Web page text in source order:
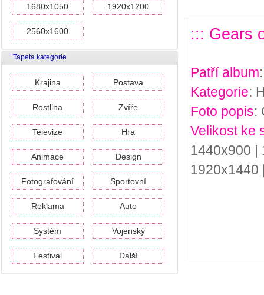
1680x1050 1920x1200
2560x1600
Tapeta kategorie
Krajina Postava
Rostlina Zvíře
Televize Hra
Animace Design
Fotografování Sportovní
Reklama Auto
Systém Vojenský
Festival Další
::: Gears
Patří album
Kategorie:
Foto popis:
Velikost ke
1440x900 |
1920x1440